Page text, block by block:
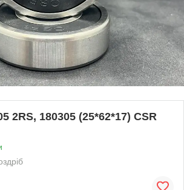
2RS, 180305 (25*62*17) CSR